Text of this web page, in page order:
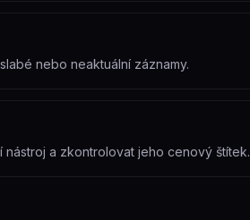
nebo neaktuální záznamy.
a zkontrolovat jeho cenový štítek.